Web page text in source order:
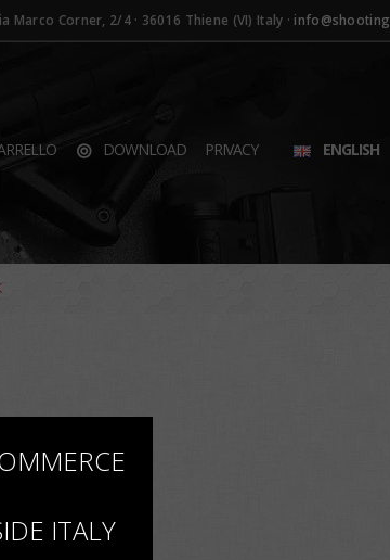
Marco Corner, 2/4 · 36016 Thiene (VI) Italy ·
DOWNLOAD PRIVACY ENGLISH
ITALY